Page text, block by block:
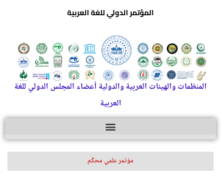
المؤتمر الدولي للغة العربية
المنظمات والهيئات العربية والدولية أعضاء المجلس الدولي للغة
العربية
مؤتمر علمي محكّم